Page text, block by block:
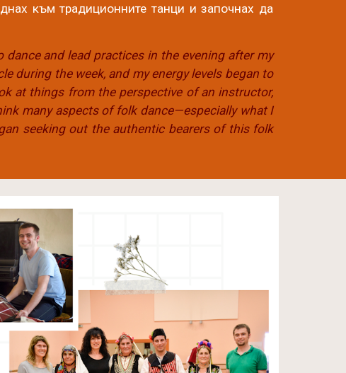
към традиционните танци и започнах да
and lead practices in the evening after my
during the week, and my energy levels began to
at things from the perspective of an instructor,
many aspects of folk dance—especially what I
seeking out the authentic bearers of this folk